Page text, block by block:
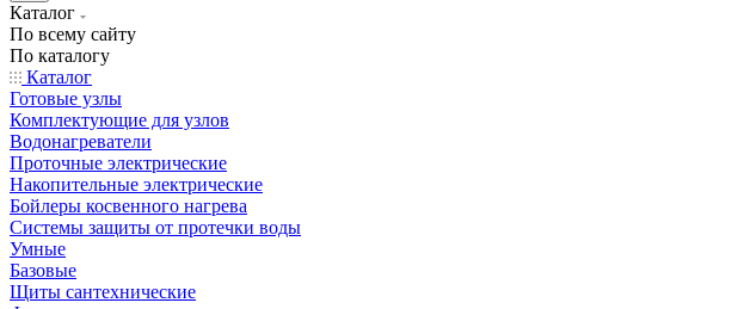
Каталог
По всему сайту
По каталогу
Каталог
Готовые узлы
Комплектующие для узлов
Водонагреватели
Проточные электрические
Накопительные электрические
Бойлеры косвенного нагрева
Системы защиты от протечки воды
Умные
Базовые
Щиты сантехнические